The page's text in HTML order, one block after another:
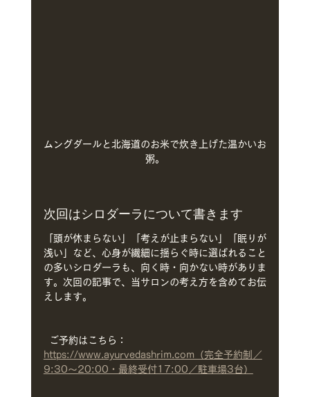
ムングダールと北海道のお米で炊き上げた温かいお
粥。
次回はシロダーラについて書きます
「頭が休まらない」「考えが止まらない」「眠りが
浅い」など、心身が繊細に揺らぐ時に選ばれること
の多いシロダーラも、向く時・向かない時がありま
す。次回の記事で、当サロンの考え方を含めてお伝
えします。
  ご予約はこちら：
https://www.ayurvedashrim.com（完全予約制／
9:30〜20:00・最終受付17:00／駐車場3台）